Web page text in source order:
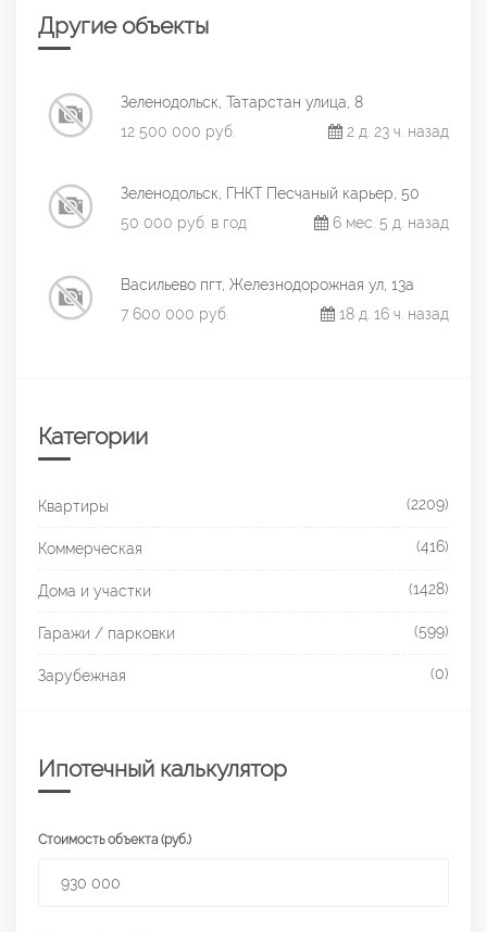
Другие объекты
Зеленодольск, Татарстан улица, 8
12 500 000 руб.
2 д. 23 ч. назад
Зеленодольск, ГНКТ Песчаный карьер, 50
50 000 руб. в год
6 мес. 5 д. назад
Васильево пгт, Железнодорожная ул, 13а
7 600 000 руб.
18 д. 16 ч. назад
Категории
Квартиры (2209)
Коммерческая (416)
Дома и участки (1428)
Гаражи / парковки (599)
Зарубежная (0)
Ипотечный калькулятор
Стоимость объекта (руб.)